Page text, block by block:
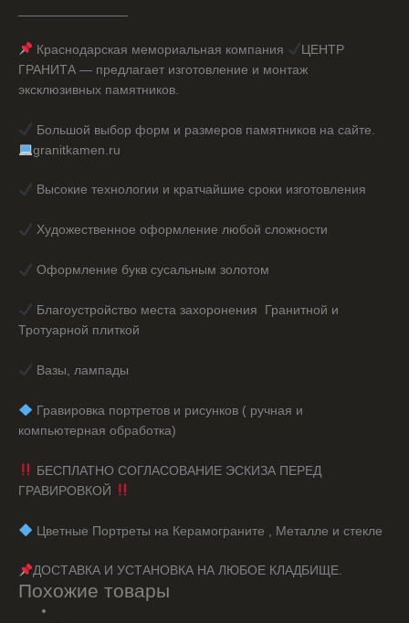
Краснодарская мемориальная компания
ЦЕНТР
ГРАНИТА — предлагает изготовление и монтаж
эксклюзивных памятников.
Большой выбор форм и размеров памятников на сайте.
granitkamen.ru
Высокие технологии и кратчайшие сроки изготовления
Художественное оформление любой сложности
Оформление букв сусальным золотом
Благоустройство места захоронения Гранитной и
Тротуарной плиткой
Вазы, лампады
️ Гравировка портретов и рисунков ( ручная и
компьютерная обработка)
БЕСПЛАТНО СОГЛАСОВАНИЕ ЭСКИЗА ПЕРЕД
ГРАВИРОВКОЙ
️ Цветные Портреты на Керамограните , Металле и стекле
ДОСТАВКА И УСТАНОВКА НА ЛЮБОЕ КЛАДБИЩЕ.
Похожие товары